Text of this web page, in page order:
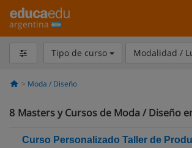
argentina
Tipo de curso Modalidad /
Moda / Diseño
8 Masters y Cursos de Moda / Diseño
Curso Personalizado Taller de